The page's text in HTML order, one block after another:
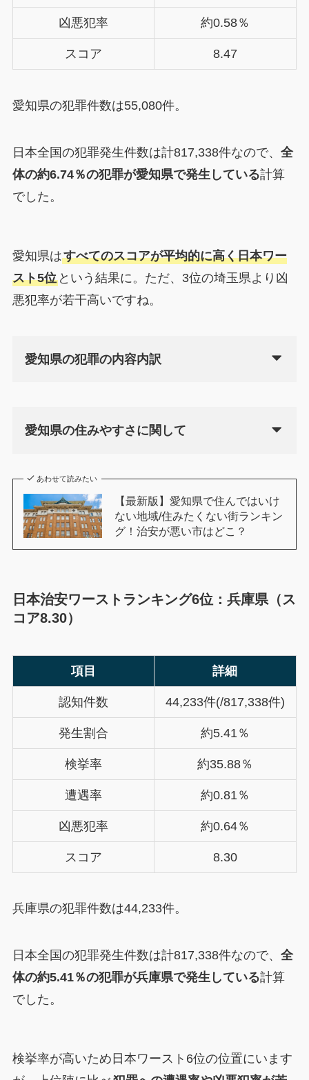
凶悪犯率 約0.58％
スコア 8.47
愛知県の犯罪件数は55,080件。
日本全国の犯罪発生件数は計817,338件なので、 全
体の約6.74％の犯罪が愛知県で発生している計算
でした。
愛知県はすべてのスコアが平均的に高く日本ワー
スト5位という結果に。ただ、3位の埼玉県より凶
悪犯率が若干高いですね。
愛知県の犯罪の内容内訳
愛知県の住みやすさに関して
あわせて読みたい
【最新版】愛知県で住んではいけ
ない地域/住みたくない街ランキン
グ！治安が悪い市はどこ？
日本治安ワーストランキング6位：兵庫県（ス
コア8.30）
項目 詳細
認知件数 44,233件(/817,338件)
発生割合 約5.41％
検挙率 約35.88％
遭遇率 約0.81％
凶悪犯率 約0.64％
スコア 8.30
兵庫県の犯罪件数は44,233件。
日本全国の犯罪発生件数は計817,338件なので、 全
体の約5.41％の犯罪が兵庫県で発生している計算
でした。
検挙率が高いため日本ワースト6位の位置にいます